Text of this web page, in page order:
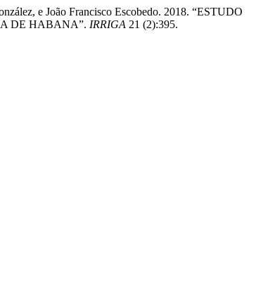
e João Francisco Escobedo. 2018. “ESTUDO
DE HABANA”. IRRIGA 21 (2):395.